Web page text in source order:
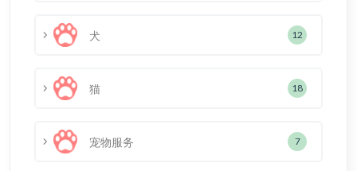
犬 12
猫 18
宠物服务 7